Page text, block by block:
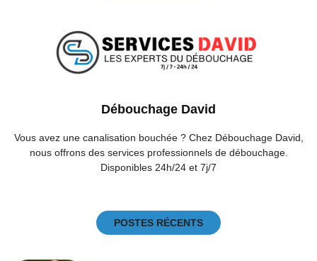
Débouchage David
Vous avez une canalisation bouchée ? Chez Débouchage David,
nous offrons des services professionnels de débouchage.
Disponibles 24h/24 et 7j/7
POSTES RÉCENTS